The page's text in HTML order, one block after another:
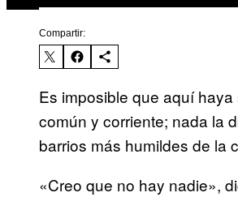
Compartir:
Es imposible que aquí
común y corriente; nada la
barrios más humildes de la
«Creo que no hay nadie»,